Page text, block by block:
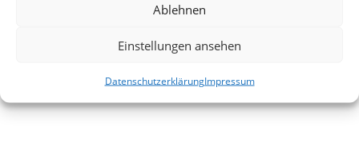
Ablehnen
Einstellungen ansehen
DatenschutzerklärungImpressum
zurück Übersicht vorwärts